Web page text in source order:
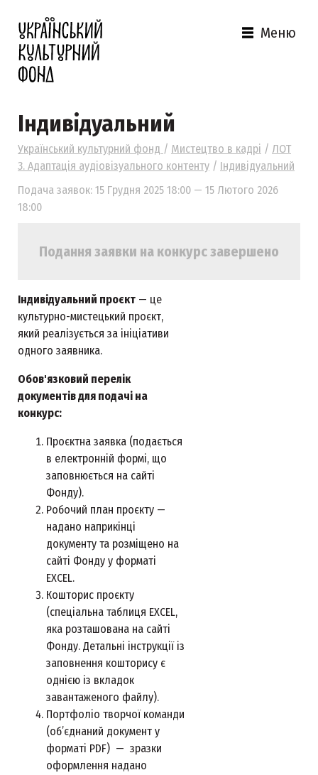
Меню
Індивідуальний
Український культурний фонд / Мистецтво в кадрі / ЛОТ
3. Адаптація аудіовізуального контенту / Індивідуальний
Індивідуальний проєкт — це
культурно-мистецький проєкт,
який реалізується за ініціативи
одного заявника.
Обов'язковий перелік
документів для подачі на
конкурс:
Проєктна заявка (подається
в електронній формі, що
заповнюється на сайті
Фонду).
Робочий план проєкту —
надано наприкінці
документу та розміщено на
сайті Фонду у форматі
EXCEL.
Кошторис проєкту
(спеціальна таблиця EXCEL,
яка розташована на сайті
Фонду. Детальні інструкції із
заповнення кошторису є
однією із вкладок
завантаженого файлу).
Портфоліо творчої команди
(об’єднаний документ у
форматі PDF) — зразки
оформлення надано
Подача заявок: 15 Грудня 2025 18:00 — 15 Лютого 2026
18:00
Подання заявки на конкурс завершено